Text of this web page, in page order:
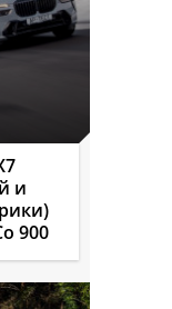
и
900